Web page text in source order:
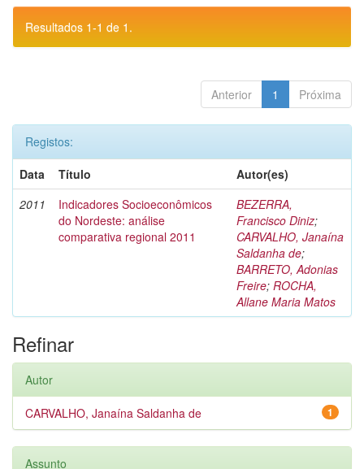
Resultados 1-1 de 1.
Anterior 1 Próxima
Registos:
Data
Título
Autor(es)
2011
Indicadores Socioeconômicos
do Nordeste: análise
comparativa regional 2011
BEZERRA,
Francisco Diniz;
CARVALHO, Janaína
Saldanha de;
BARRETO, Adonias
Freire; ROCHA,
Allane Maria Matos
Refinar
Autor
1
CARVALHO, Janaína Saldanha de
Assunto